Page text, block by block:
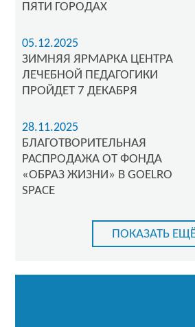
ПЯТИ ГОРОДАХ
05.12.2025
ЗИМНЯЯ ЯРМАРКА ЦЕНТРА
ЛЕЧЕБНОЙ ПЕДАГОГИКИ
ПРОЙДЕТ 7 ДЕКАБРЯ
28.11.2025
БЛАГОТВОРИТЕЛЬНАЯ
РАСПРОДАЖА ОТ ФОНДА
«ОБРАЗ ЖИЗНИ» В GOELRO
SPACE
ПОКАЗАТЬ